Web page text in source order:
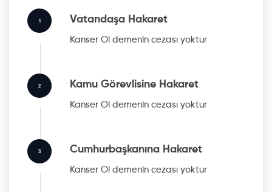
1 Vatandaşa Hakaret
Kanser Ol demenin cezası yoktur
2 Kamu Görevlisine Hakaret
Kanser Ol demenin cezası yoktur
3 Cumhurbaşkanına Hakaret
Kanser Ol demenin cezası yoktur